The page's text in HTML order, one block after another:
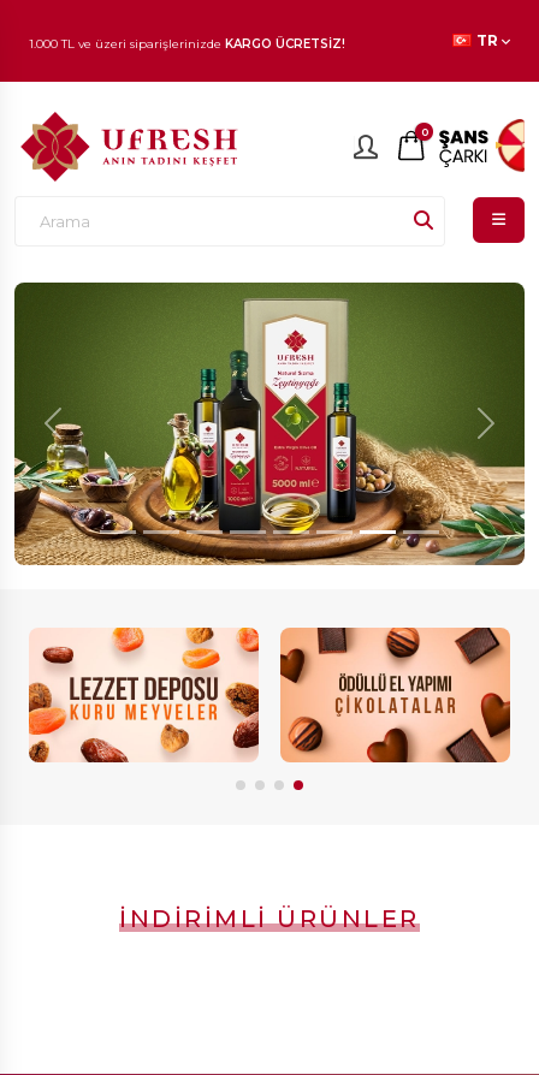
1.000 TL ve üzeri siparişlerinizde KARGO ÜCRETSİZ!
En beğenilen ürünlerdeİNDİRİMfırsatı!
TR
0
Previous Next
İNDIRIMLI ÜRÜNLER